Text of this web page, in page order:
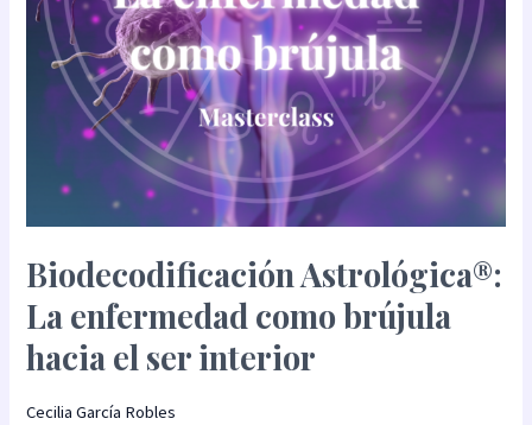
Biodecodificación Astrológica®:
La enfermedad como brújula
hacia el ser interior
Cecilia García Robles
ser
interior